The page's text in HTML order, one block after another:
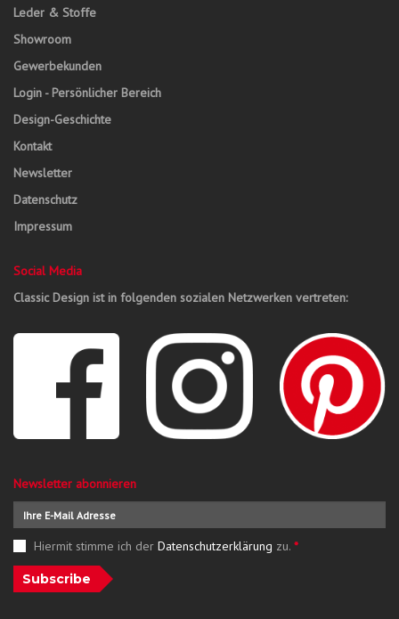
Leder & Stoffe
Showroom
Gewerbekunden
Login - Persönlicher Bereich
Design-Geschichte
Kontakt
Newsletter
Datenschutz
Impressum
Social Media
Classic Design ist in folgenden sozialen Netzwerken vertreten:
Newsletter abonnieren
Hiermit stimme ich der Datenschutzerklärung zu. *
Subscribe